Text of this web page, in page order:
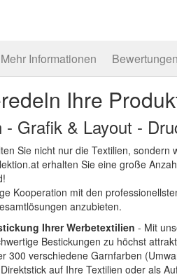
Mehr Informationen Bewertungen
Ihre
- Grafik & Layout -
Sie nicht nur die Textilien,
erhalten Sie eine große
Kooperation mit den
anzubieten.
Ihrer Werbetextilien - Mit
Bestickungen zu höchst
300 verschiedene Garnfarben
auf Ihre Textilien oder als